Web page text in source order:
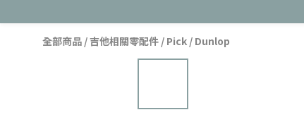
全部商品 /吉他相關零配件 / Pick / Dunlop